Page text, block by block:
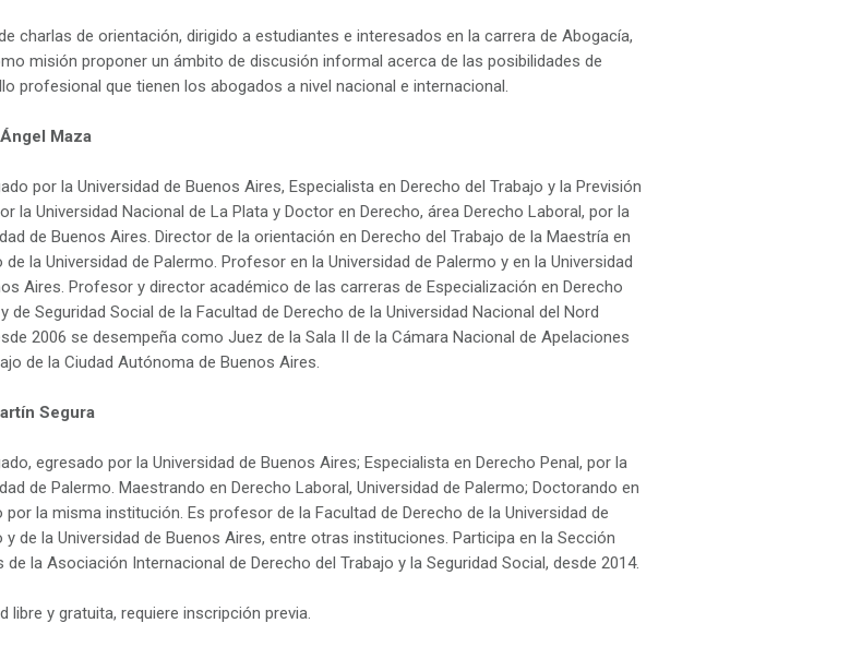
charlas de orientación, dirigido a estudiantes e interesados en la carrera de Abogacía,
misión proponer un ámbito de discusión informal acerca de las posibilidades de
profesional que tienen los abogados a nivel nacional e internacional.
Maza
por la Universidad de Buenos Aires, Especialista en Derecho del Trabajo y la Previsión
la Universidad Nacional de La Plata y Doctor en Derecho, área Derecho Laboral, por la
de Buenos Aires. Director de la orientación en Derecho del Trabajo de la Maestría en
de la Universidad de Palermo. Profesor en la Universidad de Palermo y en la Universidad
Aires. Profesor y director académico de las carreras de Especialización en Derecho
de Seguridad Social de la Facultad de Derecho de la Universidad Nacional del Nord
2006 se desempeña como Juez de la Sala II de la Cámara Nacional de Apelaciones
de la Ciudad Autónoma de Buenos Aires.
Segura
egresado por la Universidad de Buenos Aires; Especialista en Derecho Penal, por la
de Palermo. Maestrando en Derecho Laboral, Universidad de Palermo; Doctorando en
por la misma institución. Es profesor de la Facultad de Derecho de la Universidad de
y de la Universidad de Buenos Aires, entre otras instituciones. Participa en la Sección
de la Asociación Internacional de Derecho del Trabajo y la Seguridad Social, desde 2014.
libre y gratuita, requiere inscripción previa.